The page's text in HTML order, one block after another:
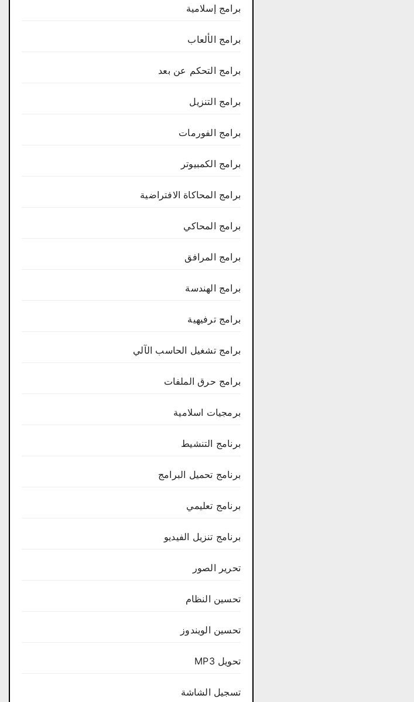
برامج إسلامية
برامج الألعاب
برامج التحكم عن بعد
برامج التنزيل
برامج الفورمات
برامج الكمبيوتر
برامج المحاكاة الافتراضية
برامج المحاكي
برامج المرافق
برامج الهندسة
برامج ترفيهية
برامج تشغيل الحاسب الآلي
برامج حرق الملفات
برمجيات اسلامية
برنامج التنشيط
برنامج تحميل البرامج
برنامج تعليمي
برنامج تنزيل الفيديو
تحرير الصور
تحسين النظام
تحسين الويندوز
تحويل MP3
تسجيل الشاشة